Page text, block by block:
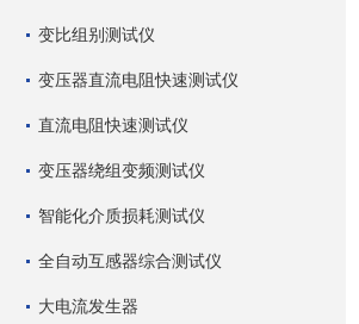
变比组别测试仪
变压器直流电阻快速测试仪
直流电阻快速测试仪
变压器绕组变频测试仪
智能化介质损耗测试仪
全自动互感器综合测试仪
大电流发生器